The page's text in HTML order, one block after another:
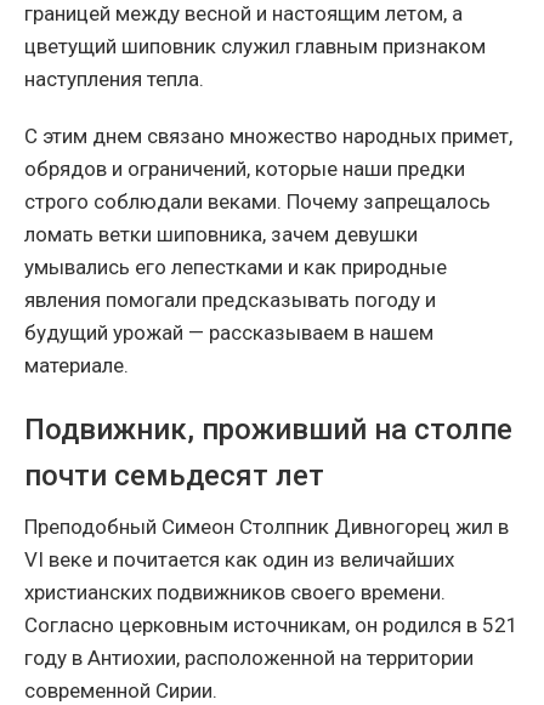
границей между весной и настоящим летом, а
цветущий шиповник служил главным признаком
наступления тепла.
С этим днем связано множество народных примет,
обрядов и ограничений, которые наши предки
строго соблюдали веками. Почему запрещалось
ломать ветки шиповника, зачем девушки
умывались его лепестками и как природные
явления помогали предсказывать погоду и
будущий урожай — рассказываем в нашем
материале.
Подвижник, проживший на столпе
почти семьдесят лет
Преподобный Симеон Столпник Дивногорец жил в
VI веке и почитается как один из величайших
христианских подвижников своего времени.
Согласно церковным источникам, он родился в 521
году в Антиохии, расположенной на территории
современной Сирии.